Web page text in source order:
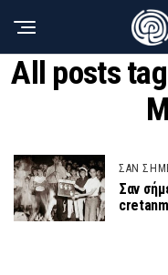
All posts
ΣΑΝ
Σαν